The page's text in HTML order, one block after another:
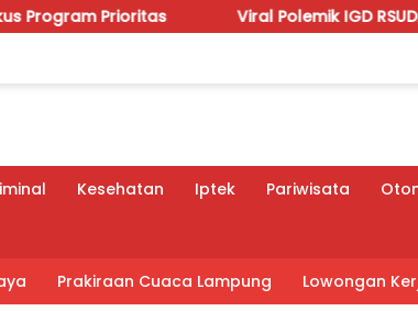
Viral Polemik IGD RSUDAM, Budhi
Kesehatan Iptek Pariwisata
Prakiraan Cuaca Lampung Lowongan